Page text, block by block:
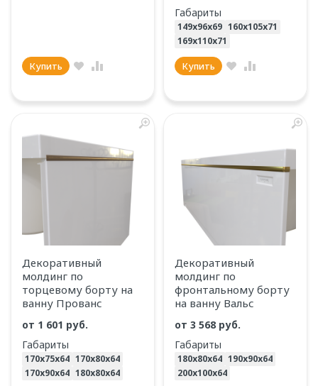
Купить
Габариты
149х96х69 160х105х71
169х110х71
Купить
Декоративный
молдинг по
торцевому борту на
ванну Прованс
от 1 601 руб.
Габариты
170х75х64 170х80х64
170х90х64 180х80х64
Декоративный
молдинг по
фронтальному борту
на ванну Вальс
от 3 568 руб.
Габариты
180х80х64 190х90х64
200х100х64